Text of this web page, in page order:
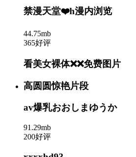
禁漫天堂❤️h漫内浏览
44.75mb
365好评
看美女裸体❌❌免费图片
高圆圆惊艳片段
av爆乳おおしまゆうか
91.29mb
200好评